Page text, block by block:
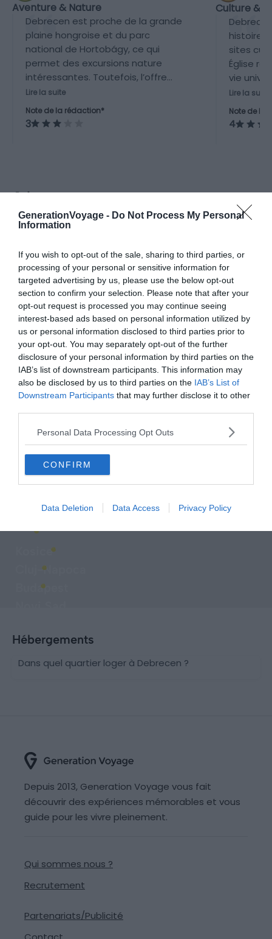
GenerationVoyage - Do Not Process My Personal
Information
If you wish to opt-out of the sale, sharing to third parties, or
processing of your personal or sensitive information for
targeted advertising by us, please use the below opt-out
section to confirm your selection. Please note that after your
opt-out request is processed you may continue seeing
interest-based ads based on personal information utilized by
us or personal information disclosed to third parties prior to
your opt-out. You may separately opt-out of the further
disclosure of your personal information by third parties on the
IAB’s list of downstream participants. This information may
also be disclosed by us to third parties on the IAB’s List of
Downstream Participants that may further disclose it to other
Personal Data Processing Opt Outs
CONFIRM
Data Deletion Data Access Privacy Policy
Aventure & Nature
Debrecen est proche de la grande
plaine hongroise et du parc
national de Hortobágy, ce qui
permet des excursions nature
intéressantes. Toutefois, l’offre
globale d’aventure et de nature
reste modérée, avec une
dominance urbaine dans la ville
Lire la suite
Note de la rédaction*
3
Culture &
histoire
sites
Église
vie
ajoutent
ville.
Lire la suite
Note de la
4
A la une
Incontournables
Les 8 choses incontournables
à faire dans la région de
Debrecen
Pour aller plus loin
Hébergements
Conseils logement
Dans quel quartier loger à Debrecen ?
Le 25 avril 2025
Par Ophelie Moris
Explorer d'autres destinations à
Kosice
Cluj-Napoca
Budapest
Hébergements
Dans quel quartier loger à Debrecen ?
Depuis 2013, Generation Voyage vous fait
découvrir des expériences mémorables et vous
guide pour les vivre pleinement.
Qui sommes nous ?
Recrutement
Partenariats/Publicité